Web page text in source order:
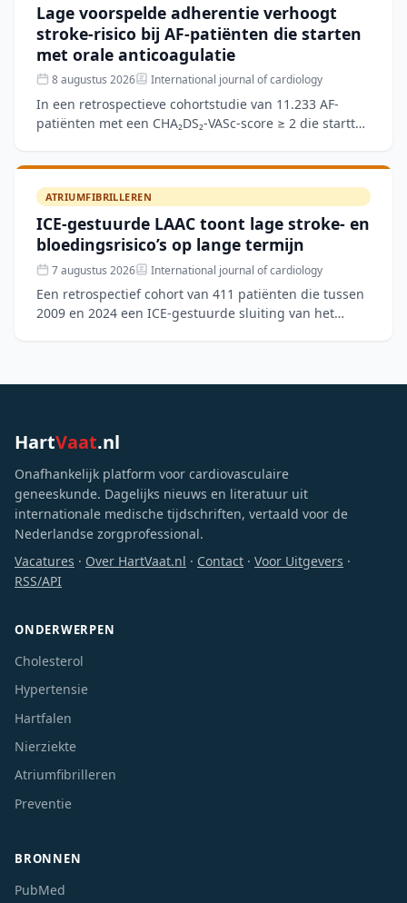
Lage voorspelde adherentie verhoogt
stroke-risico bij AF-patiënten die starten
met orale anticoagulatie
8 augustus 2026 International journal of cardiology
In een retrospectieve cohortstudie van 11.233 AF-
patiënten met een CHA₂DS₂-VASc-score ≥ 2 die startten
ATRIUMFIBRILLEREN
ICE-gestuurde LAAC toont lage stroke- en
bloedingsrisico’s op lange termijn
7 augustus 2026 International journal of cardiology
Een retrospectief cohort van 411 patiënten die tussen
2009 en 2024 een ICE-gestuurde sluiting van het
HartVaat.nl
Onafhankelijk platform voor cardiovasculaire
geneeskunde. Dagelijks nieuws en literatuur uit
internationale medische tijdschriften, vertaald voor de
Nederlandse zorgprofessional.
Vacatures · Over HartVaat.nl · Contact · Voor Uitgevers ·
RSS/API
ONDERWERPEN
Cholesterol
Hypertensie
Hartfalen
Nierziekte
Atriumfibrilleren
Preventie
BRONNEN
PubMed